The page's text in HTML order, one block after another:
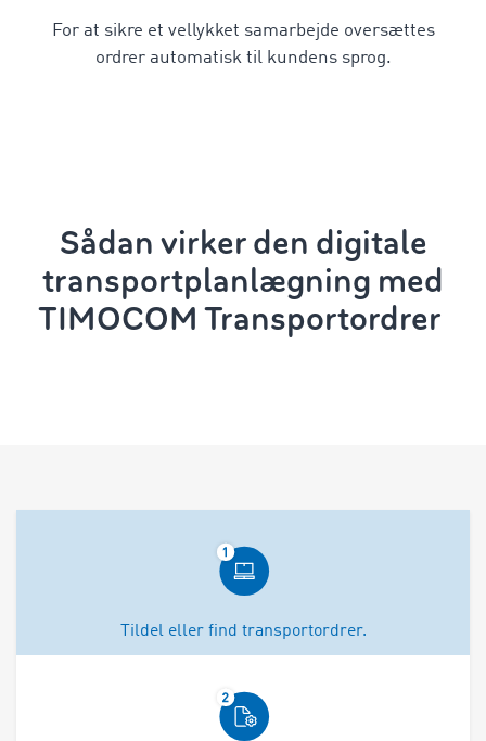
For at sikre et vellykket samarbejde oversættes
ordrer automatisk til kundens sprog.
Sådan virker den digitale
transportplanlægning med
TIMOCOM Transportordrer
Tildel eller find transportordrer.